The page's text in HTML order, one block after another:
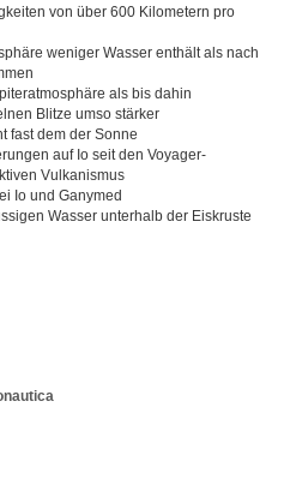
von über 600 Kilometern pro
weniger Wasser enthält als nach
als bis dahin
Blitze umso stärker
fast dem der Sonne
auf Io seit den Voyager-
Vulkanismus
Io und Ganymed
Wasser unterhalb der Eiskruste